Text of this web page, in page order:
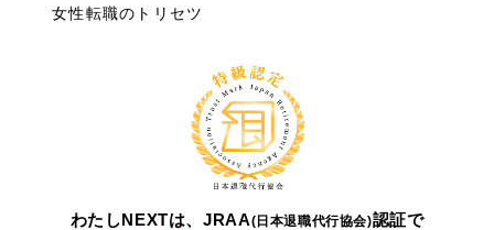
女性転職のトリセツ
わたしNEXTは、JRAA(日本退職代行協会)認証で